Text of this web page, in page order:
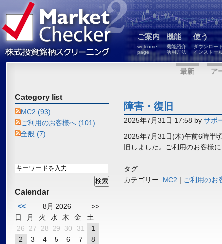
ご案内
welcome
page
機能
機能紹介
活用方法
使う
ダウンロー
インストー
最新 ア
障害・復旧
2025年7月31日 17:58 by サポ
2025年7月31日(木)午前6時半
旧しました。 ご利用のお客様
タグ:
カテゴリー: MC2 | ご利用のお
Category list
MC2 (93)
ご利用のお客様へ (101)
全般 (7)
Calendar
<< 8月 2026
>>
日
月 火 水 木 金
土
26
27 28 29 30 31
1
2
3 4 5 6 7
8